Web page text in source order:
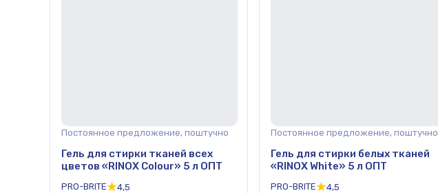
Постоянное предложение, поштучно
Гель для стирки тканей всех
цветов «RINOX Colour» 5 л ОПТ
PRO-BRITE
4,5
Постоянное предложение, поштучно
Гель для стирки белых тканей
«RINOX White» 5 л ОПТ
PRO-BRITE
4,5